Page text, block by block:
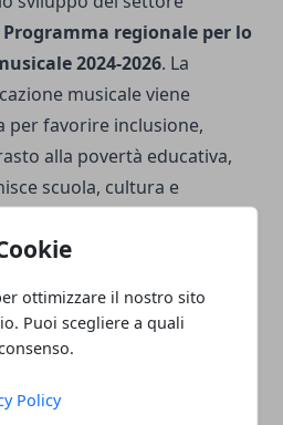
ottimizzare il nostro sito
Puoi scegliere a quali
Policy
Programma regionale per lo
2024-2026. La
musicale viene
per favorire inclusione,
alla povertà educativa,
scuola, cultura e